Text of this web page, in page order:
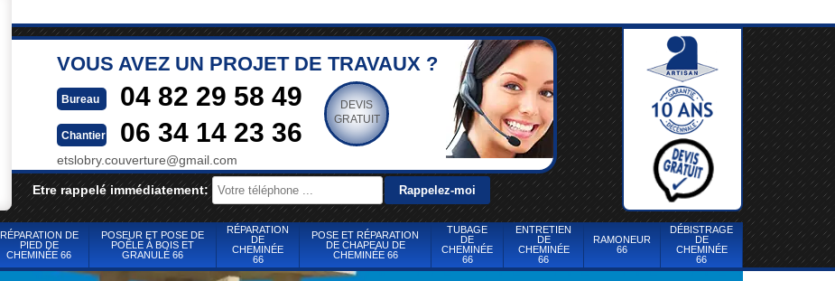
VOUS AVEZ UN PROJET DE TRAVAUX ?
Bureau 04 82 29 58 49
Chantier 06 34 14 23 36
etslobry.couverture@gmail.com
DEVIS
GRATUIT
Etre rappelé immédiatement:
RÉPARATION DE
PIED DE
CHEMINÉE 66
POSEUR ET POSE DE
POÊLE À BOIS ET
GRANULÉ 66
RÉPARATION
DE
CHEMINÉE
66
POSE ET RÉPARATION
DE CHAPEAU DE
CHEMINÉE 66
TUBAGE
DE
CHEMINÉE
66
ENTRETIEN
DE
CHEMINÉE
66
RAMONEUR
66
DÉBISTRAGE
DE
CHEMINÉE
66